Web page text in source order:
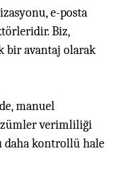
e-posta
Biz,
bir avantaj olarak
manuel
verimliliği
daha kontrollü hale